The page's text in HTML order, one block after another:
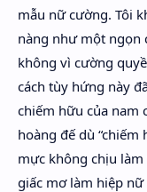
mẫu nữ cường. Tôi
nàng như một ngọn
không vì cường
cách tùy hứng này
chiếm hữu của nam
hoàng đế dù
mực không chịu
giấc mơ làm hiệp nữ